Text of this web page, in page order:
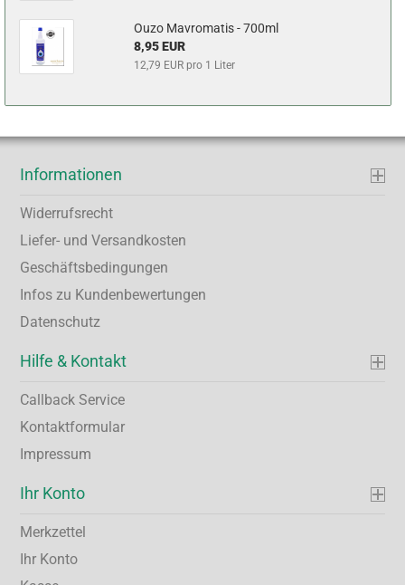
Ouzo Mavromatis - 700ml
8,95 EUR
12,79 EUR pro 1 Liter
Informationen
Widerrufsrecht
Liefer- und Versandkosten
Geschäftsbedingungen
Infos zu Kundenbewertungen
Datenschutz
Hilfe & Kontakt
Callback Service
Kontaktformular
Impressum
Ihr Konto
Merkzettel
Ihr Konto